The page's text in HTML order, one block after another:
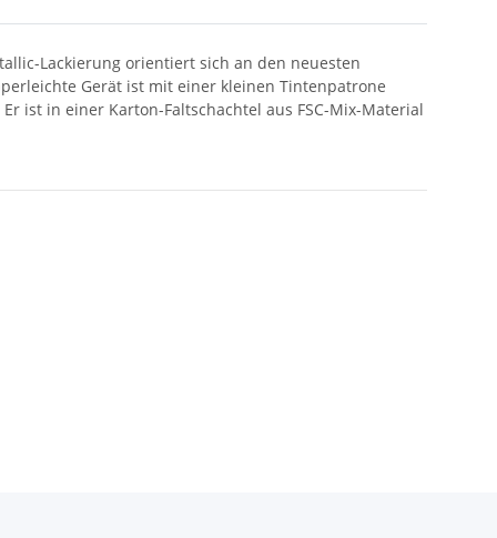
Lackierung orientiert sich an den neuesten
Gerät ist mit einer kleinen Tintenpatrone
ist in einer Karton-Faltschachtel aus FSC-Mix-Material